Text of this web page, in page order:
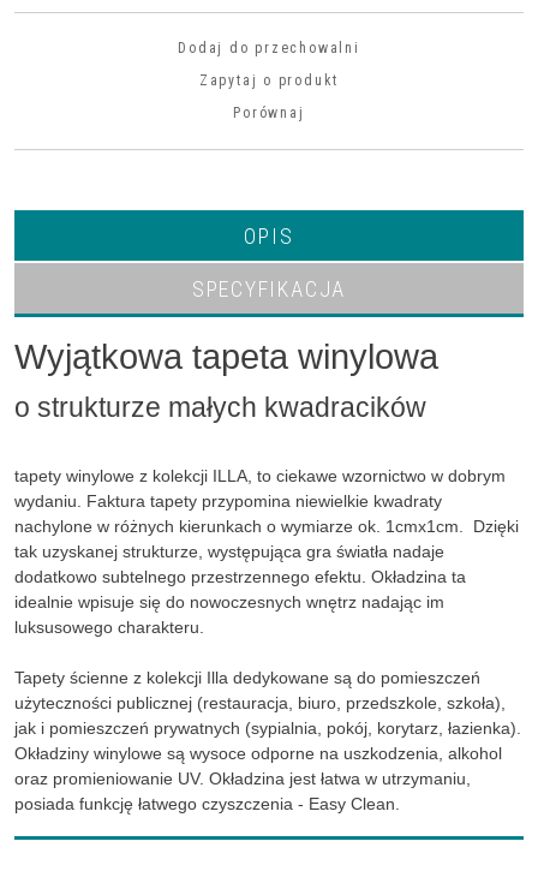
Dodaj do przechowalni
Zapytaj o produkt
Porównaj
OPIS
SPECYFIKACJA
Wyjątkowa tapeta winylowa
o strukturze małych kwadracików
tapety winylowe z kolekcji ILLA, to ciekawe wzornictwo w dobrym
wydaniu. Faktura tapety przypomina niewielkie kwadraty
nachylone w różnych kierunkach o wymiarze ok. 1cmx1cm. Dzięki
tak uzyskanej strukturze, występująca gra światła nadaje
dodatkowo subtelnego przestrzennego efektu. Okładzina ta
idealnie wpisuje się do nowoczesnych wnętrz nadając im
luksusowego charakteru.
Tapety ścienne z kolekcji Illa dedykowane są do pomieszczeń
użyteczności publicznej (restauracja, biuro, przedszkole, szkoła),
jak i pomieszczeń prywatnych (sypialnia, pokój, korytarz, łazienka).
Okładziny winylowe są wysoce odporne na uszkodzenia, alkohol
oraz promieniowanie UV. Okładzina jest łatwa w utrzymaniu,
posiada funkcję łatwego czyszczenia - Easy Clean.